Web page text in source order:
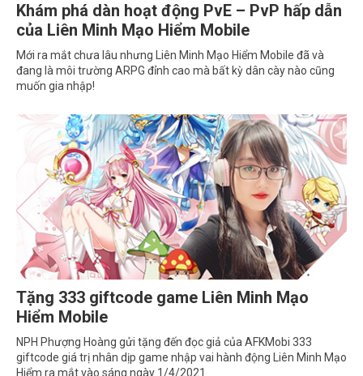
Khám phá dàn hoạt động PvE – PvP hấp dẫn
của Liên Minh Mạo Hiểm Mobile
Mới ra mắt chưa lâu nhưng Liên Minh Mạo Hiểm Mobile đã và
đang là môi trường ARPG đỉnh cao mà bất kỳ dân cày nào cũng
muốn gia nhập!
Tặng 333 giftcode game Liên Minh Mạo
Hiểm Mobile
NPH Phượng Hoàng gửi tặng đến đọc giả của AFKMobi 333
giftcode giá trị nhân dịp game nhập vai hành động Liên Minh Mạo
Hiểm ra mắt vào sáng ngày 1/4/2021.